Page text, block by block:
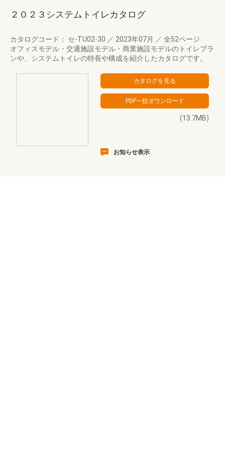
２０２３システムトイレカタログ
カタログコード： セ-TU02-30 ／ 2023年07月 ／ 全52ページ
オフィスモデル・交通施設モデル・商業施設モデルのトイレプラ
ンや、システムトイレの特長や構成を紹介したカタログです。
(13.7MB)
お知らせ表示